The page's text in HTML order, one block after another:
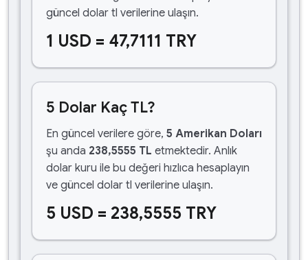
güncel dolar tl verilerine ulaşın.
1 USD = 47,7111 TRY
5 Dolar Kaç TL?
En güncel verilere göre, 5 Amerikan Doları
şu anda 238,5555 TL etmektedir. Anlık
dolar kuru ile bu değeri hızlıca hesaplayın
ve güncel dolar tl verilerine ulaşın.
5 USD = 238,5555 TRY